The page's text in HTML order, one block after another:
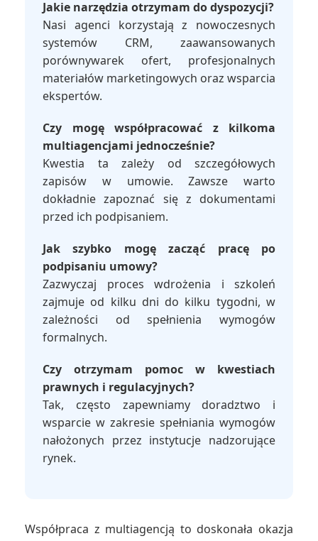
Jakie narzędzia otrzymam do dyspozycji?
Nasi agenci korzystają z nowoczesnych
systemów CRM, zaawansowanych
porównywarek ofert, profesjonalnych
materiałów marketingowych oraz wsparcia
ekspertów.
Czy mogę współpracować z kilkoma
multiagencjami jednocześnie?
Kwestia ta zależy od szczegółowych
zapisów w umowie. Zawsze warto
dokładnie zapoznać się z dokumentami
przed ich podpisaniem.
Jak szybko mogę zacząć pracę po
podpisaniu umowy?
Zazwyczaj proces wdrożenia i szkoleń
zajmuje od kilku dni do kilku tygodni, w
zależności od spełnienia wymogów
formalnych.
Czy otrzymam pomoc w kwestiach
prawnych i regulacyjnych?
Tak, często zapewniamy doradztwo i
wsparcie w zakresie spełniania wymogów
nałożonych przez instytucje nadzorujące
rynek.
Współpraca z multiagencją to doskonała okazja